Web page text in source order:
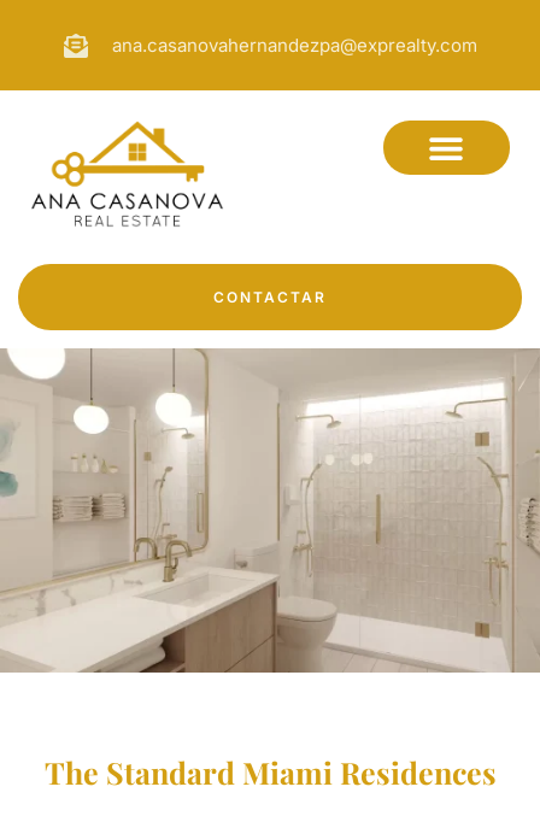
ana.casanovahernandezpa@exprealty.com
CONTACTAR
The Standard Miami Residences